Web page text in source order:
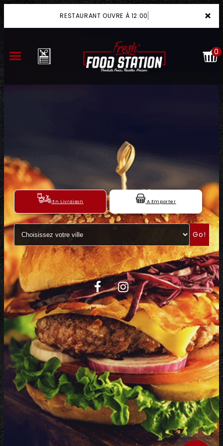
×
RESTAURANT OUVRE À 12:00
VOTRE COMPTE
NOTRE RESTAURANT
VOS AVIS
MENTIONS LÉGALES
C.G.V
0
En Livraison A Emporter
Go!